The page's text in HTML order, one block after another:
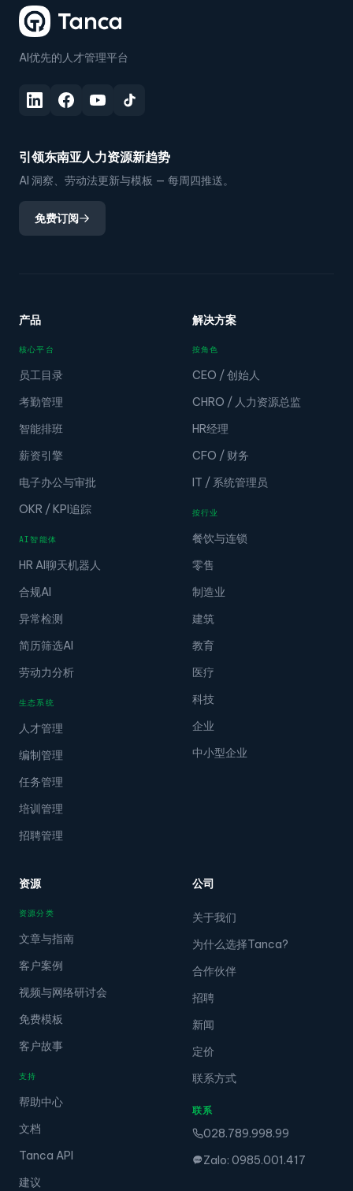
AI优先的人才管理平台
引领东南亚人力资源新趋势
AI 洞察、劳动法更新与模板 — 每周四推送。
免费订阅
产品
核心平台
员工目录
考勤管理
智能排班
薪资引擎
电子办公与审批
OKR / KPI追踪
AI智能体
HR AI聊天机器人
合规AI
异常检测
简历筛选AI
劳动力分析
生态系统
人才管理
编制管理
任务管理
培训管理
招聘管理
解决方案
按角色
CEO / 创始人
CHRO / 人力资源总监
HR经理
CFO / 财务
IT / 系统管理员
按行业
餐饮与连锁
零售
制造业
建筑
教育
医疗
科技
企业
中小型企业
资源
资源分类
文章与指南
客户案例
视频与网络研讨会
免费模板
客户故事
支持
帮助中心
文档
Tanca API
建议
公司
关于我们
为什么选择Tanca?
合作伙伴
招聘
新闻
定价
联系方式
联系
028.789.998.99
Zalo: 0985.001.417